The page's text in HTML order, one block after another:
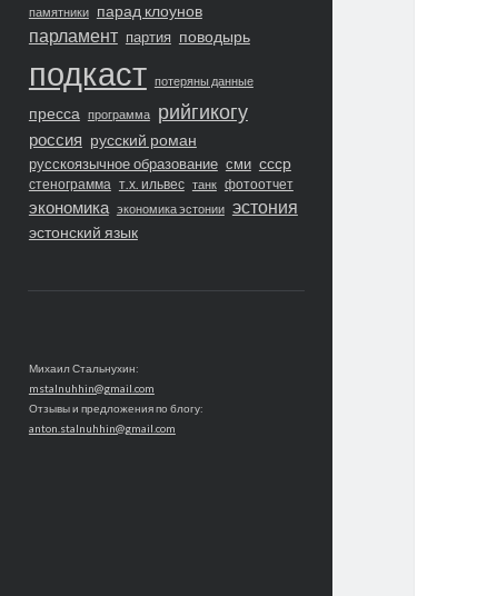
памятники парад клоунов
парламент партия поводырь
подкаст потеряны данные
пресса программа рийгикогу
россия русский роман
русскоязычное образование сми ссср
стенограмма т.х. ильвес танк фотоотчет
экономика экономика эстонии эстония
эстонский язык
Михаил Стальнухин:
mstalnuhhin@gmail.com
Отзывы и предложения по блогу:
anton.stalnuhhin@gmail.com